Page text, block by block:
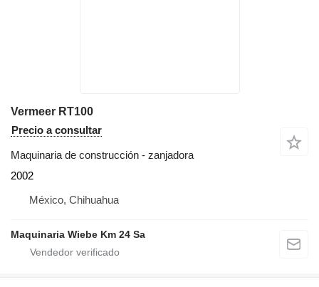
Vermeer RT100
Precio a consultar
Maquinaria de construcción - zanjadora
2002
México, Chihuahua
Maquinaria Wiebe Km 24 Sa